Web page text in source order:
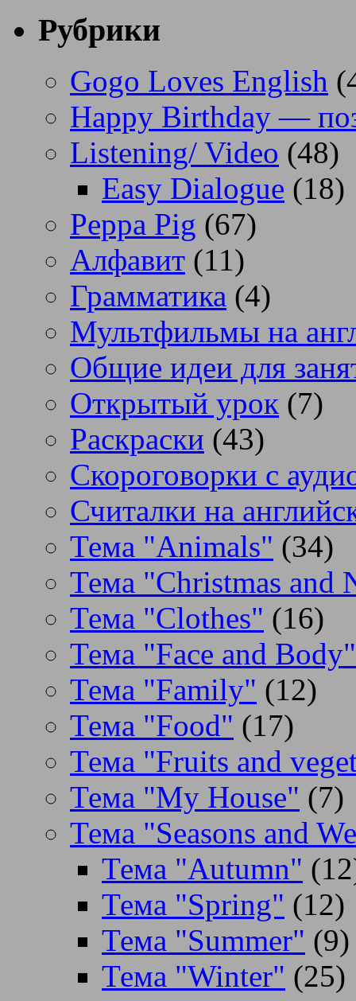
Рубрики
Gogo Loves English
Happy Birthday —
Listening/ Video (48)
Easy Dialogue (18)
Peppa Pig (67)
Алфавит (11)
Грамматика (4)
Мультфильмы на
Общие идеи для
Открытый урок (7)
Раскраски (43)
Скороговорки с
Считалки на
Тема "Animals" (34)
Тема "Christmas and
Тема "Clothes" (16)
Тема "Face and Body"
Тема "Family" (12)
Тема "Food" (17)
Тема "Fruits and
Тема "My House" (7)
Тема "Seasons and
Тема "Autumn"
Тема "Spring" (12)
Тема "Summer" (9)
Тема "Winter" (25)